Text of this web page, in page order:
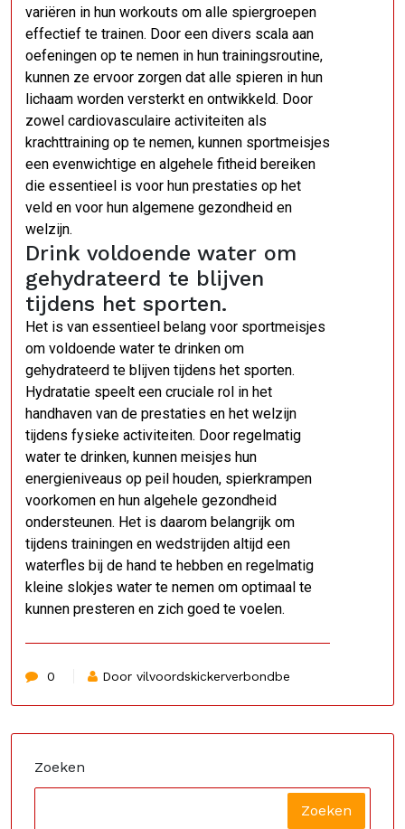
variëren in hun workouts om alle spiergroepen
effectief te trainen. Door een divers scala aan
oefeningen op te nemen in hun trainingsroutine,
kunnen ze ervoor zorgen dat alle spieren in hun
lichaam worden versterkt en ontwikkeld. Door
zowel cardiovasculaire activiteiten als
krachttraining op te nemen, kunnen sportmeisjes
een evenwichtige en algehele fitheid bereiken
die essentieel is voor hun prestaties op het
veld en voor hun algemene gezondheid en
welzijn.
Drink voldoende water om
gehydrateerd te blijven
tijdens het sporten.
Het is van essentieel belang voor sportmeisjes
om voldoende water te drinken om
gehydrateerd te blijven tijdens het sporten.
Hydratatie speelt een cruciale rol in het
handhaven van de prestaties en het welzijn
tijdens fysieke activiteiten. Door regelmatig
water te drinken, kunnen meisjes hun
energieniveaus op peil houden, spierkrampen
voorkomen en hun algehele gezondheid
ondersteunen. Het is daarom belangrijk om
tijdens trainingen en wedstrijden altijd een
waterfles bij de hand te hebben en regelmatig
kleine slokjes water te nemen om optimaal te
kunnen presteren en zich goed te voelen.
0 Door vilvoordskickerverbondbe
Zoeken
Zoeken